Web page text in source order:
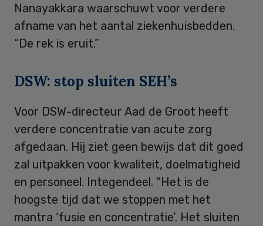
Nanayakkara waarschuwt voor verdere
afname van het aantal ziekenhuisbedden.
“De rek is eruit.”
DSW: stop sluiten SEH’s
Voor DSW-directeur Aad de Groot heeft
verdere concentratie van acute zorg
afgedaan. Hij ziet geen bewijs dat dit goed
zal uitpakken voor kwaliteit, doelmatigheid
en personeel. Integendeel. “Het is de
hoogste tijd dat we stoppen met het
mantra ‘fusie en concentratie’. Het sluiten